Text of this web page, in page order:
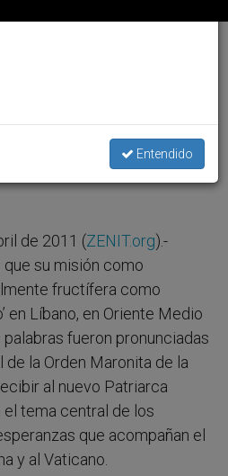
a Roma para dar
S
e
de 2011 (ZENIT.org).-
que su misión como
fructífera como
en Líbano, en Oriente Medio
palabras fueron pronunciadas
de la Orden Maronita de la
al nuevo Patriarca
el tema central de los
que acompañan el
y al Vaticano.
Entendido